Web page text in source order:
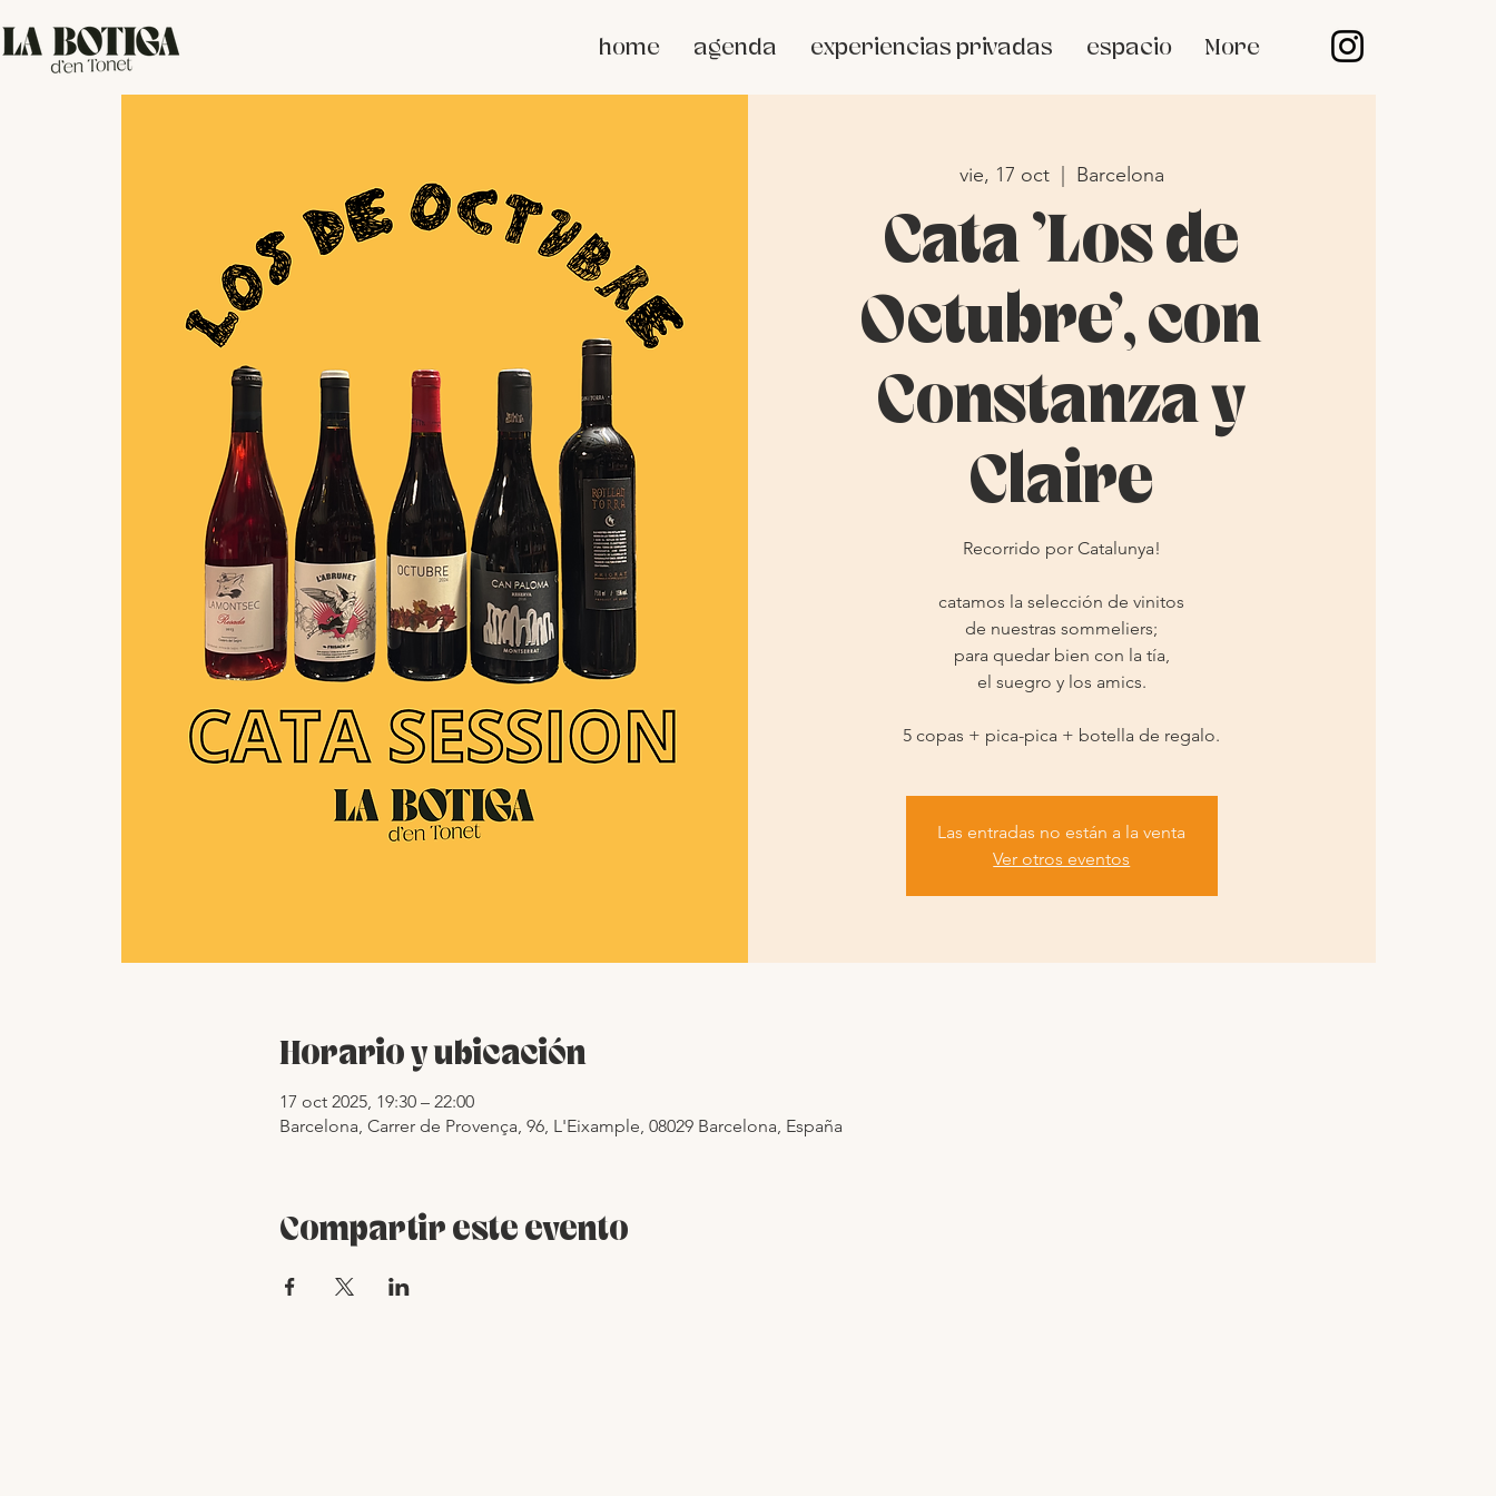
home agenda experiencias privadas espacio More
vie, 17 oct
  |
Barcelona
Cata 'Los de
Octubre', con
Constanza y
Claire
Recorrido por Catalunya!
catamos la selección de vinitos
de nuestras sommeliers;
para quedar bien con la tía,
el suegro y los amics.
5 copas + pica-pica + botella de regalo.
Las entradas no están a la venta
Ver otros eventos
Horario y ubicación
17 oct 2025, 19:30 – 22:00
Barcelona, Carrer de Provença, 96, L'Eixample, 08029 Barcelona, España
Compartir este evento